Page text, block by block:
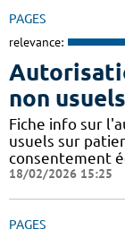
PAGES
relevance:
non
Fiche info sur
usuels sur
consentement
18/02/2026 15:25
PAGES